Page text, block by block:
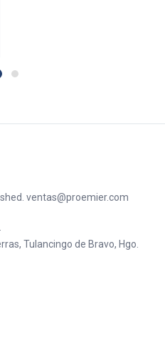
ventas@proemier.com
Tulancingo de Bravo, Hgo.